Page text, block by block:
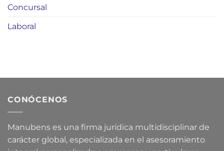
Concursal
Laboral
CONÓCENOS
Manubens es una firma jurídica multidisciplinar de
carácter global, especializada en el asesoramiento